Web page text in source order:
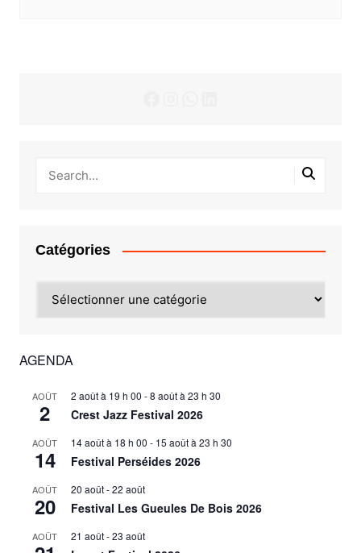
Catégories
AGENDA
AOÛT
2
2 août à 19 h 00 -8 août à 23 h 30
Crest Jazz Festival 2026
AOÛT
14
14 août à 18 h 00 - 15 août à 23 h 30
Festival Perséides 2026
AOÛT
20
20 août-22 août
Festival Les Gueules De Bois 2026
AOÛT 21 août-23 août